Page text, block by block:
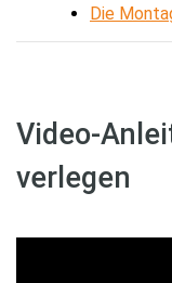
Die
Video-
verlegen